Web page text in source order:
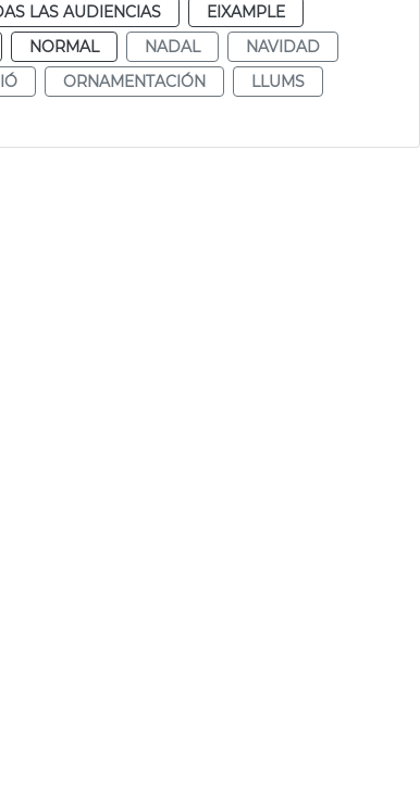
LAS AUDIENCIAS
EIXAMPLE
NORMAL NADAL
NAVIDAD
ORNAMENTACIÓN
LLUMS